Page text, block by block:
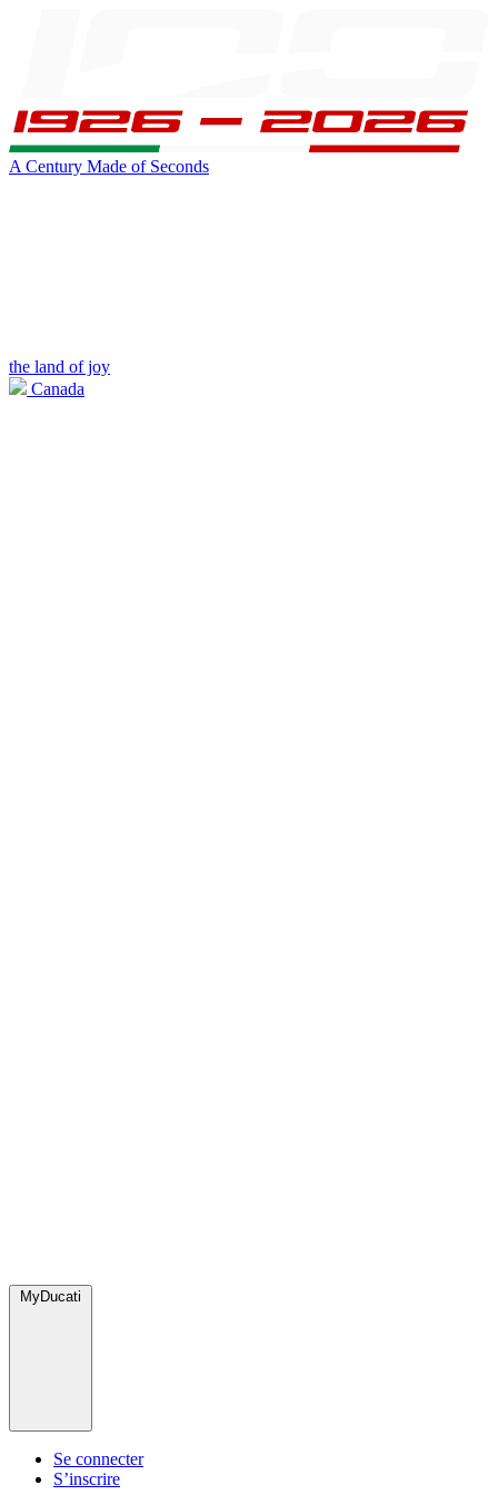
A Century Made of Seconds
the land of joy
Canada
MyDucati
Se connecter
S’inscrire